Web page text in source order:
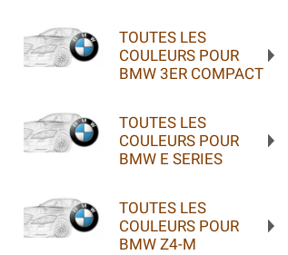
TOUTES LES
COULEURS POUR
BMW 3ER COMPACT
TOUTES LES
COULEURS POUR
BMW E SERIES
TOUTES LES
COULEURS POUR
BMW Z4-M